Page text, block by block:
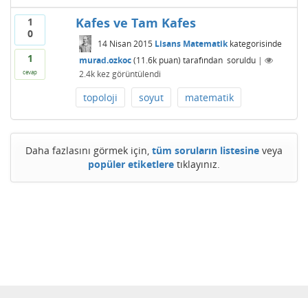
1
0
1
cevap
Kafes ve Tam Kafes
14 Nisan 2015 Lisans Matematikkategorisinde
murad.ozkoc (11.6kpuan) tarafından soruldu |
2.4kkez görüntülendi
topoloji soyut matematik
Daha fazlasını görmek için, tüm soruların listesine veya
popüler etiketlere tıklayınız.